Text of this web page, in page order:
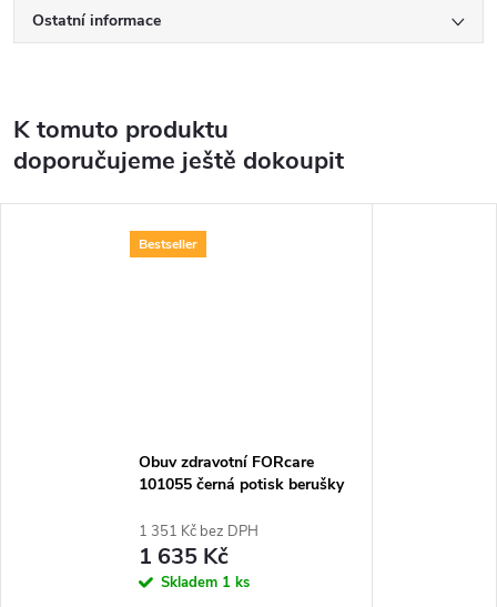
Ostatní informace
K tomuto produktu
doporučujeme ještě dokoupit
Bestseller
Obuv zdravotní FORcare
101055 černá potisk berušky
1 351 Kč bez DPH
1 635 Kč
Skladem 1 ks